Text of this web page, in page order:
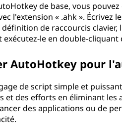
de base, vous
l'extension « .ahk ». Écrivez
de raccourcis
le en double-cliquant
AutoHotkey pour
de script simple et
et des efforts en éliminant
des applications ou de